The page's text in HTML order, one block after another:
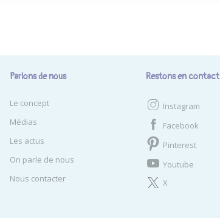
Parlons de nous
Le concept
Médias
Les actus
On parle de nous
Nous contacter
Restons en contact
Instagram
Facebook
Pinterest
Youtube
X